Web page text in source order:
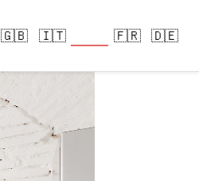
🇬🇧 🇮🇹 🇫🇷 🇩🇪